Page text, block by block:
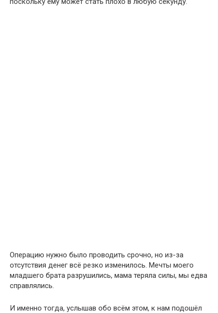
Операцию нужно было проводить срочно, но из-за
отсутствия денег всё резко изменилось. Мечты моего
младшего брата разрушились, мама теряла силы, мы едва
справлялись.
И именно тогда, услышав обо всём этом, к нам подошёл